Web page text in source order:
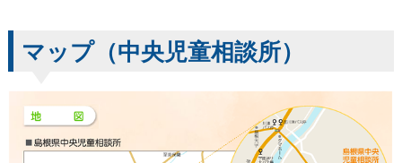
マップ（中央児童相談所）